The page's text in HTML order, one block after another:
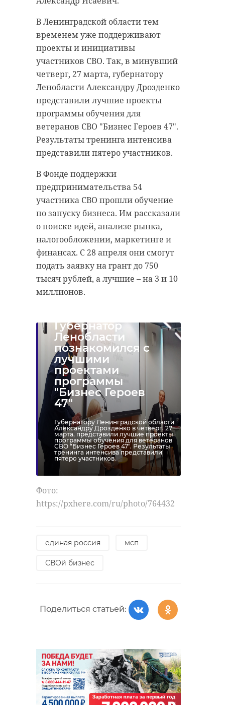
В Ленинградской области тем
временем уже поддерживают
проекты и инициативы
участников СВО. Так, в минувший
четверг, 27 марта, губернатору
Ленобласти Александру Дрозденко
представили лучшие проекты
программы обучения для
ветеранов СВО "Бизнес Героев 47".
Результаты тренинга интенсива
представили пятеро участников.
В Фонде поддержки
предпринимательства 54
участника СВО прошли обучение
по запуску бизнеса. Им рассказали
о поиске идей, анализе рынка,
налогообложении, маркетинге и
финансах. С 28 апреля они смогут
подать заявку на грант до 750
тысяч рублей, а лучшие – на 3 и 10
миллионов.
Губернатор
Ленобласти
познакомился с
лучшими
проектами
программы
"Бизнес Героев
47"
Губернатору Ленинградской области
Александру Дрозденко в четверг, 27
марта, представили лучшие проекты
программы обучения для ветеранов
СВО "Бизнес Героев 47". Результаты
тренинга интенсива представили
пятеро участников.
Фото:
https://pxhere.com/ru/photo/764432
единая россия мсп
СВОй бизнес
Поделиться статьей: